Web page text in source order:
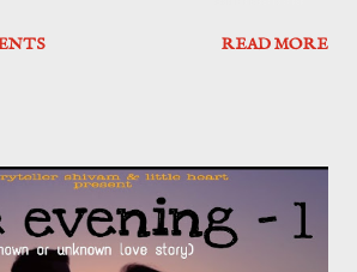
फिर सिमरन मिलते मिलते रह गयी सपने में हमको,
गर्मियो की छुट्टी शुरू है तो खुशी में बेकार पेपर
आता मम्मी का खुश होने के लिए बोल रही है या
है। स्कूल बस में चढ़ने पर जब सामने सीट पर बैठे
READ MORE